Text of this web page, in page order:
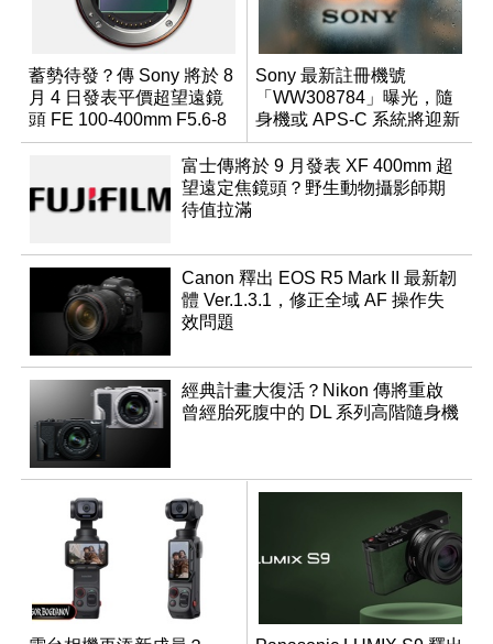
蓄勢待發？傳 Sony 將於 8
月 4 日發表平價超望遠鏡
頭 FE 100-400mm F5.6-8
Sony 最新註冊機號
「WW308784」曝光，隨
身機或 APS-C 系統將迎新
成員？
富士傳將於 9 月發表 XF 400mm 超
望遠定焦鏡頭？野生動物攝影師期
待值拉滿
Canon 釋出 EOS R5 Mark II 最新韌
體 Ver.1.3.1，修正全域 AF 操作失
效問題
經典計畫大復活？Nikon 傳將重啟
曾經胎死腹中的 DL 系列高階隨身機